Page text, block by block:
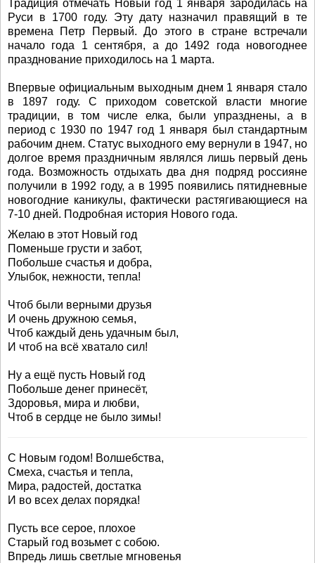
Традиция отмечать Новый год 1 января зародилась на
Руси в 1700 году. Эту дату назначил правящий в те
времена Петр Первый. До этого в стране встречали
начало года 1 сентября, а до 1492 года новогоднее
празднование приходилось на 1 марта.
Впервые официальным выходным днем 1 января стало
в 1897 году. С приходом советской власти многие
традиции, в том числе елка, были упразднены, а в
период с 1930 по 1947 год 1 января был стандартным
рабочим днем. Статус выходного ему вернули в 1947, но
долгое время праздничным являлся лишь первый день
года. Возможность отдыхать два дня подряд россияне
получили в 1992 году, а в 1995 появились пятидневные
новогодние каникулы, фактически растягивающиеся на
7-10 дней. Подробная история Нового года.
Желаю в этот Новый год
Поменьше грусти и забот,
Побольше счастья и добра,
Улыбок, нежности, тепла!
Чтоб были верными друзья
И очень дружною семья,
Чтоб каждый день удачным был,
И чтоб на всё хватало сил!
Ну а ещё пусть Новый год
Побольше денег принесёт,
Здоровья, мира и любви,
Чтоб в сердце не было зимы!
С Новым годом! Волшебства,
Смеха, счастья и тепла,
Мира, радостей, достатка
И во всех делах порядка!
Пусть все серое, плохое
Старый год возьмет с собою.
Впредь лишь светлые мгновенья